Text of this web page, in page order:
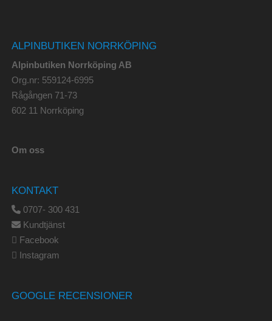
ALPINBUTIKEN NORRKÖPING
Alpinbutiken Norrköping AB
Org.nr: 559124-6995
Rågången 71-73
602 11 Norrköping
Om oss
KONTAKT
0707- 300 431
Kundtjänst
Facebook
Instagram
GOOGLE RECENSIONER